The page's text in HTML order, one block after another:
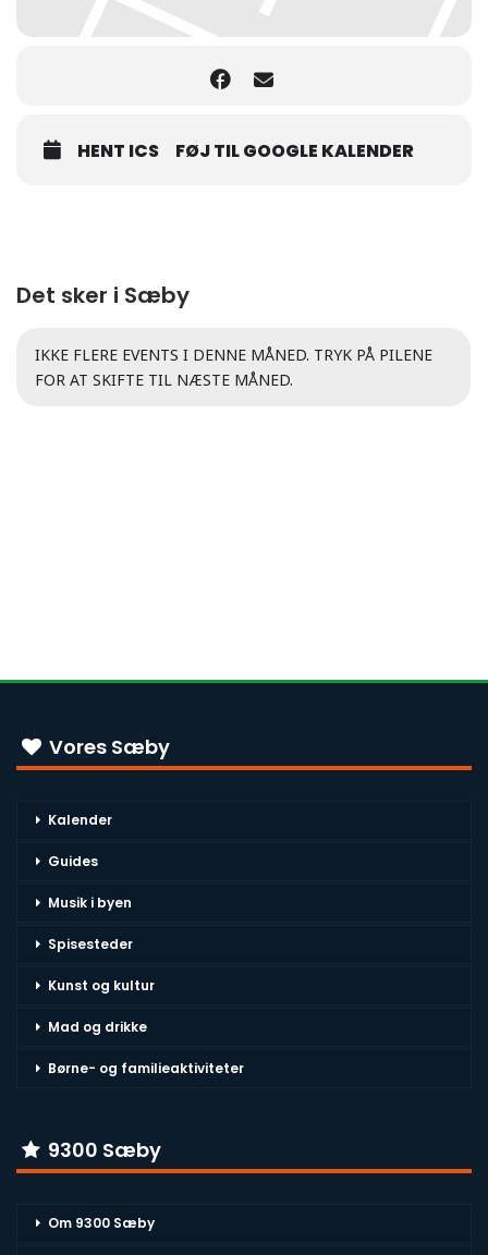
HENT ICS FØJ TIL GOOGLE KALENDER
Det sker i Sæby
IKKE FLERE EVENTS I DENNE MÅNED. TRYK PÅ PILENE
FOR AT SKIFTE TIL NÆSTE MÅNED.
Vores Sæby
Kalender
Guides
Musik i byen
Spisesteder
Kunst og kultur
Mad og drikke
Børne- og familieaktiviteter
9300 Sæby
Om 9300 Sæby